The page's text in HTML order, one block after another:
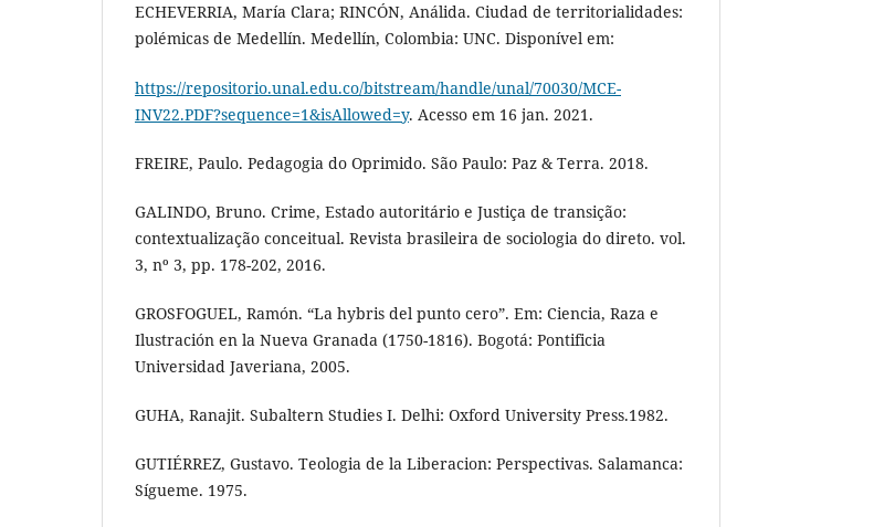
ECHEVERRIA, María Clara; RINCÓN, Análida. Ciudad de territorialidades:
polémicas de Medellín. Medellín, Colombia: UNC. Disponível em:
https://repositorio.unal.edu.co/bitstream/handle/unal/70030/MCE-
INV22.PDF?sequence=1&isAllowed=y. Acesso em 16 jan. 2021.
FREIRE, Paulo. Pedagogia do Oprimido. São Paulo: Paz & Terra. 2018.
GALINDO, Bruno. Crime, Estado autoritário e Justiça de transição:
contextualização conceitual. Revista brasileira de sociologia do direto. vol.
3, nº 3, pp. 178-202, 2016.
GROSFOGUEL, Ramón. “La hybris del punto cero”. Em: Ciencia, Raza e
Ilustración en la Nueva Granada (1750-1816). Bogotá: Pontificia
Universidad Javeriana, 2005.
GUHA, Ranajit. Subaltern Studies I. Delhi: Oxford University Press.1982.
GUTIÉRREZ, Gustavo. Teologia de la Liberacion: Perspectivas. Salamanca:
Sígueme. 1975.